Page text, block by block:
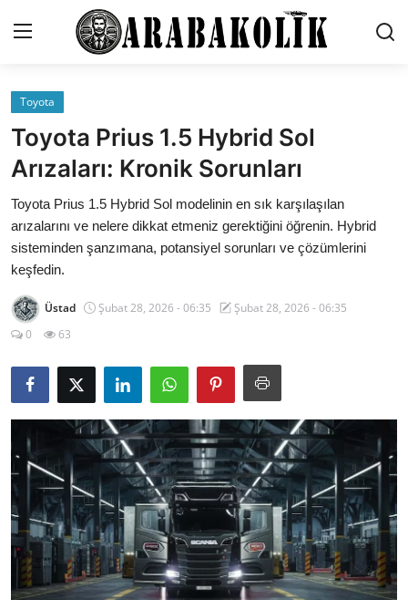
İletişim
Genel
Karşılaştırmalar
Testler
Markalar
Motosiklet
Paketler
Yağlar
Oto Bilgi
Toyota
Toyota Prius 1.5 Hybrid Sol
Arızaları: Kronik Sorunları
Toyota Prius 1.5 Hybrid Sol modelinin en sık karşılaşılan
arızalarını ve nelere dikkat etmeniz gerektiğini öğrenin. Hybrid
sisteminden şanzımana, potansiyel sorunları ve çözümlerini
keşfedin.
Üstad Şubat 28, 2026 - 06:35
Şubat 28, 2026 - 06:35
0
63